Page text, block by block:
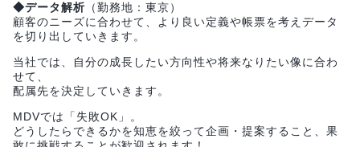
◆データ解析 （勤務地：東京）
顧客のニーズに合わせて、より良い定義や帳票を考えデータ
を切り出していきます。
当社では、自分の成長したい方向性や将来なりたい像に合わ
せて、
配属先を決定していきます。
MDVでは「失敗OK」。
どうしたらできるかを知恵を絞って企画・提案すること、果